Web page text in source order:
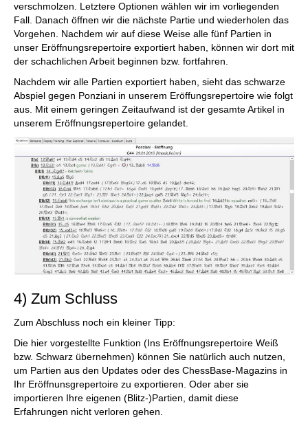
verschmolzen. Letztere Optionen wählen wir im vorliegenden
Fall. Danach öffnen wir die nächste Partie und wiederholen das
Vorgehen. Nachdem wir auf diese Weise alle fünf Partien in
unser Eröffnungsrepertoire exportiert haben, können wir dort mit
der schachlichen Arbeit beginnen bzw. fortfahren.
Nachdem wir alle Partien exportiert haben, sieht das schwarze
Abspiel gegen Ponziani in unserem Eröffungsrepertoire wie folgt
aus. Mit einem geringen Zeitaufwand ist der gesamte Artikel in
unserem Eröffnungsrepertoire gelandet.
4) Zum Schluss
Zum Abschluss noch ein kleiner Tipp:
Die hier vorgestellte Funktion (Ins Eröffnungsrepertoire Weiß
bzw. Schwarz übernehmen) können Sie natürlich auch nutzen,
um Partien aus den Updates oder des ChessBase-Magazins in
Ihr Eröffnunsgrepertoire zu exportieren. Oder aber sie
importieren Ihre eigenen (Blitz-)Partien, damit diese
Erfahrungen nicht verloren gehen.